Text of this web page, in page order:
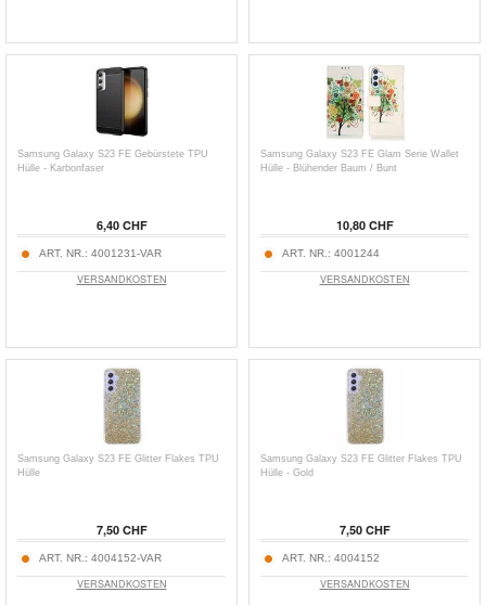
Samsung Galaxy S23 FE Gebürstete TPU
Hülle - Karbonfaser
6,40 CHF
ART. NR.: 4001231-VAR
VERSANDKOSTEN
Samsung Galaxy S23 FE Glam Serie Wallet
Hülle - Blühender Baum / Bunt
10,80 CHF
ART. NR.: 4001244
VERSANDKOSTEN
Samsung Galaxy S23 FE Glitter Flakes TPU
Hülle
7,50 CHF
ART. NR.: 4004152-VAR
VERSANDKOSTEN
Samsung Galaxy S23 FE Glitter Flakes TPU
Hülle - Gold
7,50 CHF
ART. NR.: 4004152
VERSANDKOSTEN